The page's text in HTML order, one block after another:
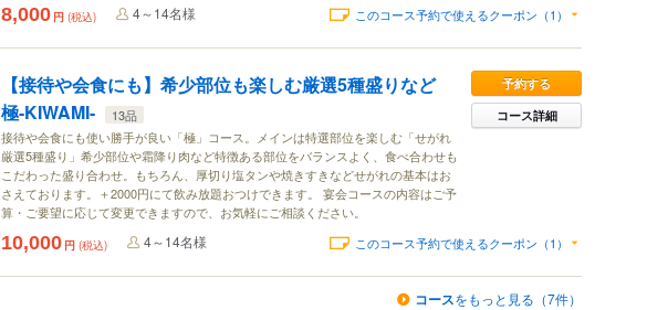
8,000 円 (税込) 4～14名様 このコース予約で使えるクーポン（1）
【接待や会食にも】希少部位も楽しむ厳選5種盛りなど
極-KIWAMI-
13品
接待や会食にも使い勝手が良い「極」コース。メインは特選部位を楽しむ「せがれ
厳選5種盛り」希少部位や霜降り肉など特徴ある部位をバランスよく、食べ合わせも
こだわった盛り合わせ。もちろん、厚切り塩タンや焼きすきなどせがれの基本はお
さえております。＋2000円にて飲み放題おつけできます。 宴会コースの内容はご予
算・ご要望に応じて変更できますので、お気軽にご相談ください。
予約する
コース詳細
10,000 円 (税込) 4～14名様 このコース予約で使えるクーポン（1）
コースをもっと見る（7件）